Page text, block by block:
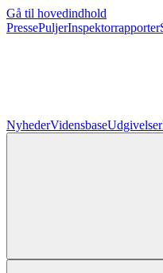
Gå til hovedindhold
PressePuljerInspektorrapporter
NyhederVidensbaseUdgivelser